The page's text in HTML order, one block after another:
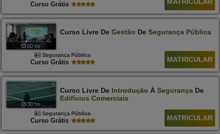
Curso Grátis
60 hs
Curso Livre De Gestão De Segurança Pública
Segurança Pública
Curso Grátis MATRICULAR
30 hs
Curso Livre De Introdução À SegurançaDe
Edifícios Comerciais
Segurança Pública
Curso Grátis MATRICULAR